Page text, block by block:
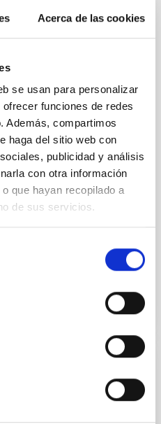
Acerca de las cookies
se usan para personalizar
funciones de redes
Además, compartimos
haga del sitio web con
publicidad y análisis
con otra información
que hayan recopilado a
de sus servicios.
of optical
lensed quasar QSO
including
observatories in both
photometric
a region far enough
determine the
of